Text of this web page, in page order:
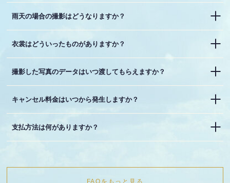
雨天の場合の撮影はどうなりますか？
衣裳はどういったものがありますか？
撮影した写真のデータはいつ渡してもらえますか？
キャンセル料金はいつから発生しますか？
支払方法は何がありますか？
FAQをもっと見る